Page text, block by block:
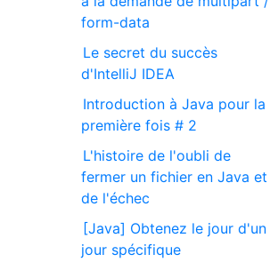
form-data
Le secret du succès
d'IntelliJ IDEA
Introduction à Java pour la
première fois # 2
L'histoire de l'oubli de
fermer un fichier en Java et
de l'échec
[Java] Obtenez le jour d'un
jour spécifique